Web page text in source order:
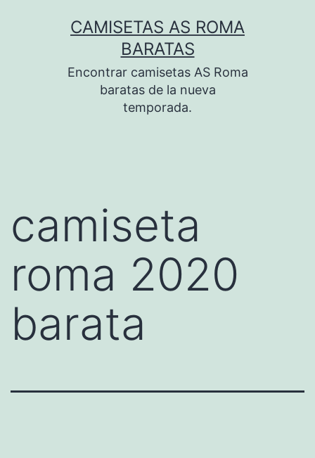
CAMISETAS AS ROMA
BARATAS
Encontrar camisetas AS Roma
baratas de la nueva
temporada.
camiseta
roma 2020
barata